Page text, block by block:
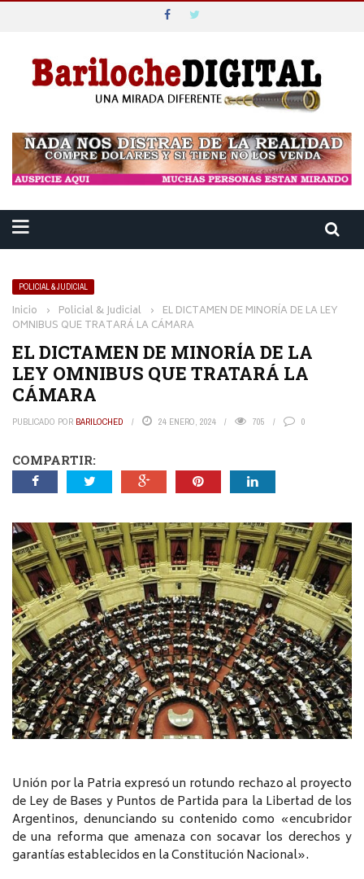
POLICIAL & JUDICIAL
Inicio › Policial & Judicial › EL DICTAMEN DE MINORÍA DE LA LEY
OMNIBUS QUE TRATARÁ LA CÁMARA
EL DICTAMEN DE MINORÍA DE LA
LEY OMNIBUS QUE TRATARÁ LA
CÁMARA
PUBLICADO POR BARILOCHED 24 ENERO, 2024 705 0
COMPARTIR:
Unión por la Patria expresó un rotundo rechazo al proyecto
de Ley de Bases y Puntos de Partida para la Libertad de los
Argentinos, denunciando su contenido como «encubridor
de una reforma que amenaza con socavar los derechos y
garantías establecidos en la Constitución Nacional».